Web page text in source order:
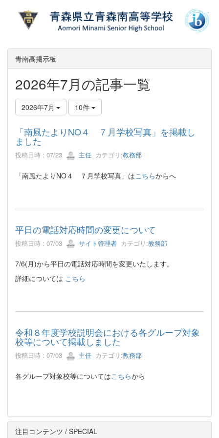
青南高掲示板
2026年7月の記事一覧
2026年7月 10件
「南風たよりNO４ ７月学校写真」を掲載し
ました
投稿日時 : 07/23 主任 カテゴリ:教務部
「南風たよりNO４ ７月学校写真」はこちらからへ
平日の電話対応時間の変更について
投稿日時 : 07/03 サイト管理者 カテゴリ:教務部
7/6(月)から平日の電話対応時間を変更いたします。
詳細については こちら
令和８年度学校説明会における各グループ対象
校等について掲載しました
投稿日時 : 07/03 主任 カテゴリ:教務部
各グループ対象校等についてはこちらから
注目コンテンツ / SPECIAL